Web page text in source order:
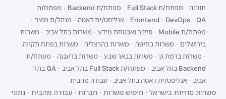
תוכנה · מפתח/ת Full Stack · מפתח/ת Backend · מפתח/ת
Frontend · DevOps · QA
· אנליסט/ית דאטה · מנהל/ת מוצר ·
מפתח/ת Mobile
· סייבר ואבטחת מידע · משרות בתל אביב · משרות
בירושלים · משרות בחיפה · משרות בהרצליה · משרות בפתח תקווה
· משרות ברמת גן · משרות בבאר שבע · משרות ברעננה · מפתח/ת
Backend בתל אביב
· מפתח/ת Full Stack בתל אביב ·
QA בתל
אביב · אנליסט/ית דאטה בתל אביב · עבודה מהבית
משרות סודיות בישראל · חיפוש משרות · חברות · עבודה מהבית · נתוני